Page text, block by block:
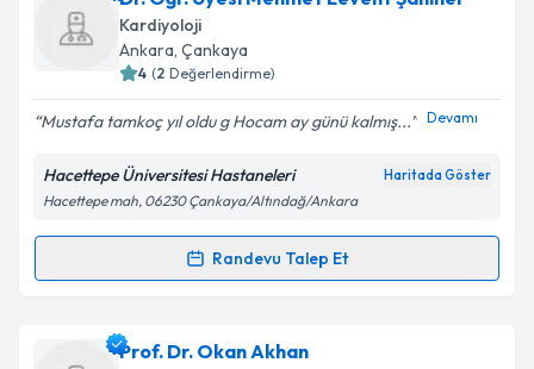
talebi oluşturun. Size bu uzmandan randevu almanız
için bir takvim hazırlandığında e-posta ile
bilgilendireceğiz.
E-posta Adresiniz
Kişisel verilerimin işlenmesine ilişkinAydınlatma
'ni okudum ve kişisel verilerimin belirtilen
kapsamda işlenmesini kabul ediyorum.
Takvim Talebini Gönder
Kardiyoloji
Ankara, Çankaya
4 (2 Değerlendirme)
Mustafa tamkoç yıl oldu g Hocam ay günü kalmış... Devamı
Hacettepe Üniversitesi Hastaneleri Haritada Göster
Hacettepe mah, 06230 Çankaya/Altındağ/Ankara
Randevu Talep Et
Randevu Takvimi Talebi
Dr. Öğr. Üyesi Mehmet Levent Şahiner
Prof. Dr. Okan Akhan